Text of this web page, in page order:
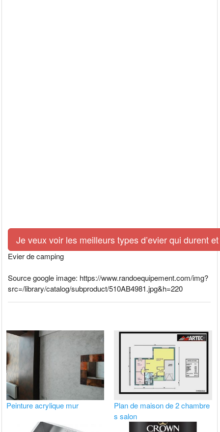
Je veux voir les meilleurs types d’evier qui durent
Evier de camping
Source google image: https://www.randoequipement.com/img?
src=/library/catalog/subproduct/510AB4981.jpg&h=220
Peinture acrylique mur
Plan de maison de 2 chambre
s salon